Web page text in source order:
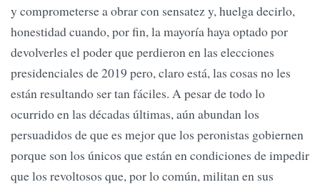
y comprometerse a obrar con sensatez y, huelga decirlo,
honestidad cuando, por fin, la mayoría haya optado por
devolverles el poder que perdieron en las elecciones
presidenciales de 2019 pero, claro está, las cosas no les
están resultando ser tan fáciles. A pesar de todo lo
ocurrido en las décadas últimas, aún abundan los
persuadidos de que es mejor que los peronistas gobiernen
porque son los únicos que están en condiciones de impedir
que los revoltosos que, por lo común, militan en sus